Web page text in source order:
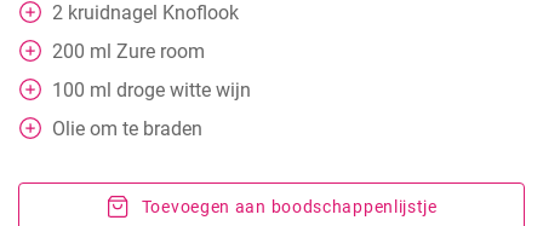
2 kruidnagel Knoflook
200 ml Zure room
100 ml droge witte wijn
Olie om te braden
Toevoegen aan boodschappenlijstje